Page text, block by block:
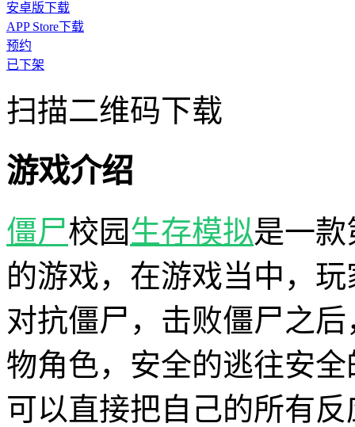
安卓版下载
APP Store下载
预约
已下架
扫描二维码下载
游戏介绍
僵尸校园生存模拟是一
的游戏，在游戏当中，
对抗僵尸，击败僵尸之
物角色，安全的逃往安
可以直接把自己的所有